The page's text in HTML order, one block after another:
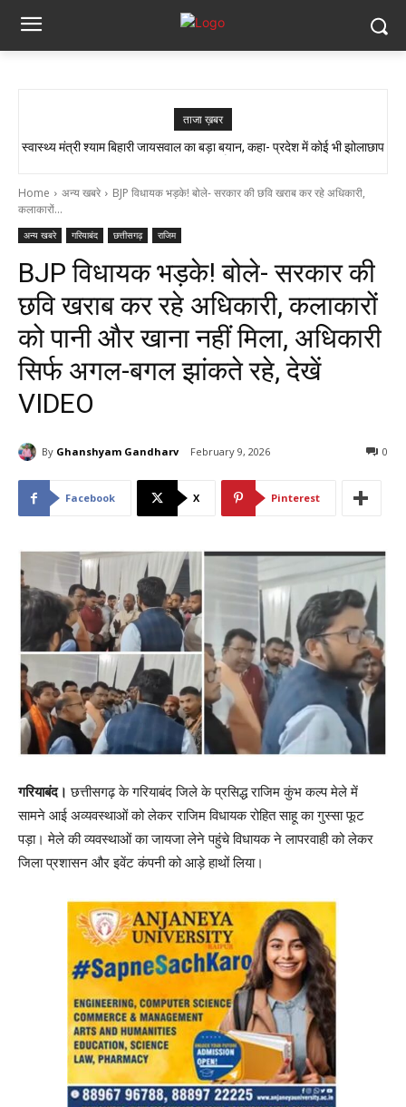
ताजा ख़बर
सांप ने काटा तो उसे गले में डाल लिया, फिर 14 KM बाइक दौड़ाकर पहुंचा अस्पताल
स्वास्थ्य मंत्री श्याम बिहारी जायसवाल का बड़ा बयान, कहा- प्रदेश में कोई भी झोलाछाप
Home अन्य खबरे
BJP विधायक भड़के! बोले- सरकार की छवि खराब कर रहे अधिकारी,
कलाकारों...
अन्य खबरे गरियाबंद छत्तीसगढ़ राजिम
BJP विधायक भड़के! बोले- सरकार की
छवि खराब कर रहे अधिकारी, कलाकारों
को पानी और खाना नहीं मिला, अधिकारी
सिर्फ अगल-बगल झांकते रहे, देखें
VIDEO
By Ghanshyam Gandharv February 9, 2026 0
Facebook X Pinterest
गरियाबंद। छत्तीसगढ़ के गरियाबंद जिले के प्रसिद्ध राजिम कुंभ कल्प मेले में
सामने आई अव्यवस्थाओं को लेकर राजिम विधायक रोहित साहू का गुस्सा फूट
पड़ा। मेले की व्यवस्थाओं का जायजा लेने पहुंचे विधायक ने लापरवाही को लेकर
जिला प्रशासन और इवेंट कंपनी को आड़े हाथों लिया।